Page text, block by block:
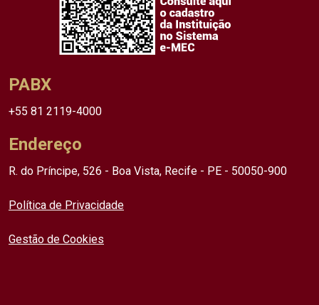
PABX
+55 81 2119-4000
Endereço
R. do Príncipe, 526 - Boa Vista, Recife - PE - 50050-900
Política de Privacidade
Gestão de Cookies